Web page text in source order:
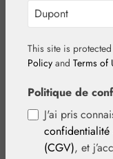
de 2
This site is
Policy and Terms of
Politique de
J'ai pris
confidentialité
(CGV), et